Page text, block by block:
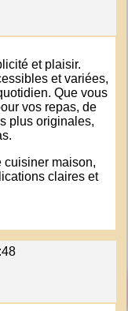
et plaisir.
et variées,
Que vous
vos repas, de
plus originales,
cuisiner maison,
claires et